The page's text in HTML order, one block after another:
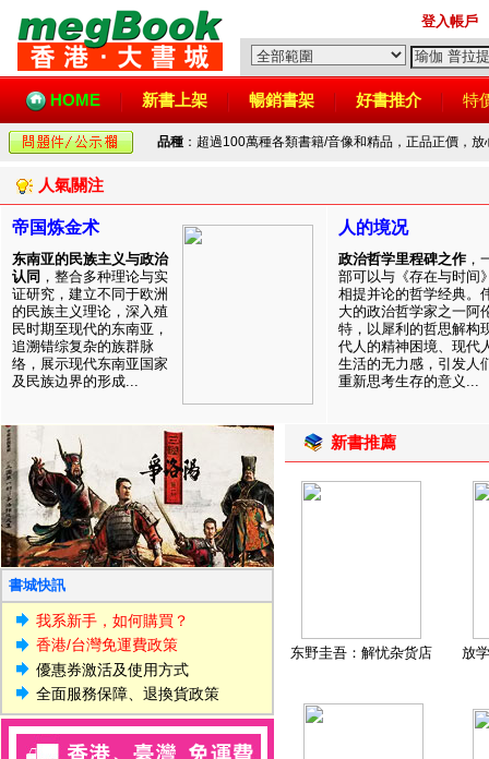
登入帳戶
HOME 新書上架 暢銷書架 好書推介 特
品種 ：超過100萬種各類書籍/音像和精品，正品正價，
人氣關注
帝国炼金术
东南亚的民族主义与政治
认同 ，整合多种理论与实
证研究，建立不同于欧洲
的民族主义理论，深入殖
民时期至现代的东南亚，
追溯错综复杂的族群脉
络，展示现代东南亚国家
及民族边界的形成...
人的境况
政治哲学里程碑之作 ，
部可以与《存在与时间
相提并论的哲学经典。
大的政治哲学家之一阿
特，以犀利的哲思解构
代人的精神困境、现代
生活的无力感，引发人
重新思考生存的意义...
書城快訊
我系新手，如何購買？
香港/台灣免運費政策
優惠券激活及使用方式
全面服務保障、退換貨政策
新書推薦
东野圭吾：解忧杂货店 放